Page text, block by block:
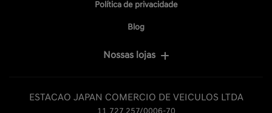
Política de privacidade
Blog
Nossas lojas
ESTACAO JAPAN COMERCIO DE VEICULOS LTDA
11.727.257/0006-70